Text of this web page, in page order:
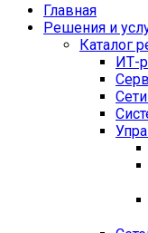
Главная
Решения и
Каталог
ИТ-